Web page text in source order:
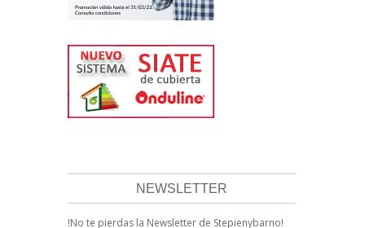
NEWSLETTER
!No te pierdas la Newsletter de Stepienybarno!